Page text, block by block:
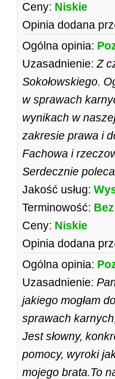
Ceny: Niskie
Opinia dodana
Ogólna opinia:
Uzasadnienie: Z
Sokołowskiego.
w sprawach
wynikach w
zakresie prawa i
Fachowa i
Serdecznie
Jakość usług:
Terminowość:
Ceny: Niskie
Opinia dodana
Ogólna opinia:
Uzasadnienie:
jakiego mogłam
sprawach
Jest słowny,
pomocy, wyroki
mojego brata.To